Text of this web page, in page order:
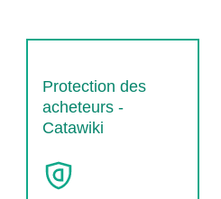
Protection des
acheteurs -
Catawiki